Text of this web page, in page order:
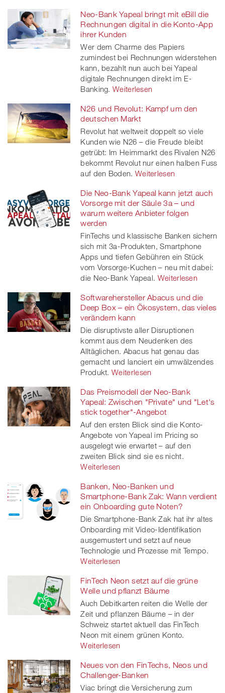
Neo-Bank Yapeal bringt mit eBill die
Rechnungen digital in die Konto-App
ihrer Kunden
Wer dem Charme des Papiers
zumindest bei Rechnungen widerstehen
kann, bezahlt nun auch bei Yapeal
digitale Rechnungen direkt im E-
Banking.Weiterlesen
N26 und Revolut: Kampf um den
deutschen Markt
Revolut hat weltweit doppelt so viele
Kunden wie N26 – die Freude bleibt
getrübt: Im Heimmarkt des Rivalen N26
bekommt Revolut nur einen halben Fuss
auf den Boden. Weiterlesen
Die Neo-Bank Yapeal kann jetzt auch
Vorsorge mit der Säule 3a – und
warum weitere Anbieter folgen
werden
FinTechs und klassische Banken sichern
sich mit 3a-Produkten, Smartphone
Apps und tiefen Gebühren ein Stück
vom Vorsorge-Kuchen – neu mit dabei:
die Neo-Bank Yapeal. Weiterlesen
Softwarehersteller Abacus und die
Deep Box – ein Ökosystem, das vieles
verändern kann
Die disruptivste aller Disruptionen
kommt aus dem Neudenken des
Alltäglichen. Abacus hat genau das
gemacht und lanciert ein umwälzendes
Produkt. Weiterlesen
Das Preismodell der Neo-Bank
Yapeal: Zwischen "Private" und "Let's
stick together"-Angebot
Auf den ersten Blick sind die Konto-
Angebote von Yapeal im Pricing so
ausgelegt wie erwartet – auf den
zweiten Blick sind sie es nicht.
Weiterlesen
Banken, Neo-Banken und
Smartphone-Bank Zak: Wann verdient
ein Onboarding gute Noten?
Die Smartphone-Bank Zak hat ihr altes
Onboarding mit Video-Identifikation
ausgemustert und setzt auf neue
Technologie und Prozesse mit Tempo.
Weiterlesen
FinTech Neon setzt auf die grüne
Welle und pflanzt Bäume
Auch Debitkarten reiten die Welle der
Zeit und pflanzen Bäume – in der
Schweiz startet aktuell das FinTech
Neon mit einem grünen Konto.
Weiterlesen
Neues von den FinTechs, Neos und
Challenger-Banken
Viac bringt die Versicherung zum